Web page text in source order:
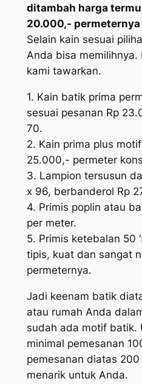
ditambah harga
20.000,-
Selain kain sesuai
Anda bisa memilihnya.
kami tawarkan.
1. Kain batik prima
sesuai pesanan Rp
70.
2. Kain prima plus
25.000,- permeter
3. Lampion tersusun
x 96, berbanderol Rp
4. Primis poplin atau
per meter.
5. Primis ketebalan 50
tipis, kuat dan sangat
permeternya.
Jadi keenam batik
atau rumah Anda
sudah ada motif batik.
minimal pemesanan
pemesanan diatas
menarik untuk Anda.